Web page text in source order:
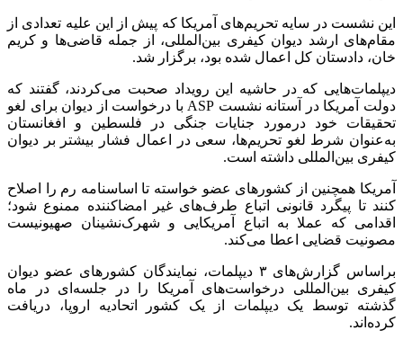
این نشست در سایه تحریم‌های آمریکا که پیش از این علیه تعدادی از
مقام‌های ارشد دیوان کیفری بین‌المللی، از جمله قاضی‌ها و کریم
خان، دادستان کل اعمال شده بود، برگزار شد.
دیپلمات‌هایی که در حاشیه این رویداد صحبت می‌کردند، گفتند که
دولت آمریکا در آستانه نشست ASP با درخواست از دیوان برای لغو
تحقیقات خود درمورد جنایات جنگی در فلسطین و افغانستان
به‌عنوان شرط لغو تحریم‌ها، سعی در اعمال فشار بیشتر بر دیوان
کیفری بین‌المللی داشته است.
آمریکا همچنین از کشور‌های عضو خواسته تا اساسنامه رم را اصلاح
کنند تا پیگرد قانونی اتباع طرف‌های غیر امضاکننده ممنوع شود؛
اقدامی که عملا به اتباع آمریکایی و شهرک‌نشینان صهیونیست
مصونیت قضایی اعطا می‌کند.
براساس گزارش‌های ۳ دیپلمات، نمایندگان کشور‌های عضو دیوان
کیفری بین‌المللی درخواست‌های آمریکا را در جلسه‌ای در ماه
گذشته توسط یک دیپلمات از یک کشور اتحادیه اروپا، دریافت
کرده‌اند.